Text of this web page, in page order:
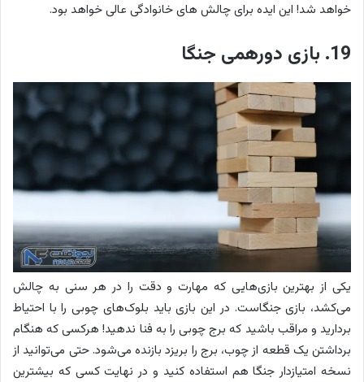
خواهد شد! این ایده برای چالش های خانوادگی عالی خواهد بود.
19. بازی دورهمی جنگا
یکی از بهترین بازی‌هایی که مهارت و دقت را در هر سنی به چالش
می‌کشد، بازی جنگاست. در این بازی باید بلوک‌های چوبی را با احتیاط
بردارید و مراقب باشید که برج چوبی را به فنا ندهید! هرکسی که هنگام
برداشتن یک قطعه از چوب، برج را بریزد بازنده می‌شود. حتی می‌توانید از
نسخه امتیازدار جنگا هم استفاده کنید و در نهایت کسی که بیشترین